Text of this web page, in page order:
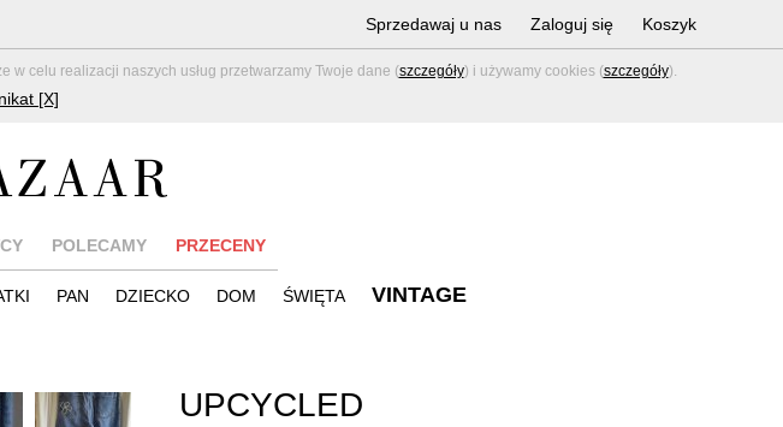
celu realizacji naszych usług przetwarzamy Twoje dane (szczegóły) i używamy cookies (szczegóły).
[X]
Sprzedawaj u nas Zaloguj się Koszyk
POLECAMY PRZECENY
PAN DZIECKO DOM ŚWIĘTA VINTAGE
UPCYCLED